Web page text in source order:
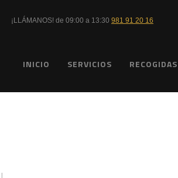
¡LLÁMANOS! de 09:00 a 13:30 981 91 20 16
INICIO SERVICIOS RECOGIDAS